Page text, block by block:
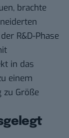
brachte
R&D-Phase
in das
einem
Größe